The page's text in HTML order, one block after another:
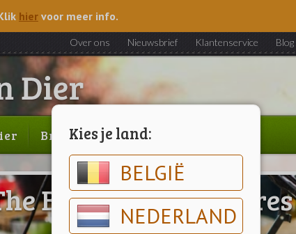
Kies je land:
BELGIË
NEDERLAND
hier voor meer info.
Over ons Nieuwsbrief Klantenservice Blog
Brood & gebak
Bastard Accessoires